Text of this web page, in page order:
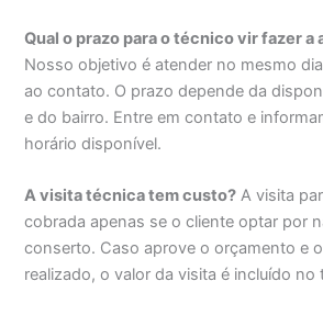
Qual o prazo para o técnico vir fazer a
Nosso objetivo é atender no mesmo
ao contato. O prazo depende da
e do bairro. Entre em contato e
horário disponível.
A visita técnica tem custo? A visita
cobrada apenas se o cliente optar por
conserto. Caso aprove o orçamento e
realizado, o valor da visita é incluído no